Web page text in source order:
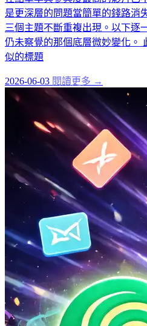
是更深層的問題當簡單的錢路消
三個主題不斷重複出現。以下逐
仍未察覺的那個底層微妙變化。
似的標題
2026-06-03 閱讀更多 →